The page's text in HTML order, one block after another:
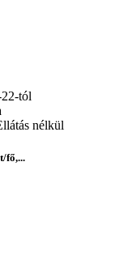
tól
nélkül
fő,...